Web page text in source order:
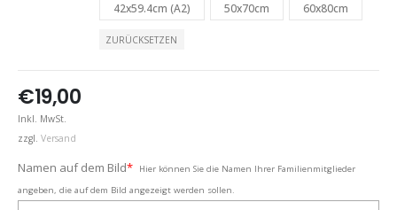
42x59.4cm (A2)
50x70cm 60x80cm
ZURÜCKSETZEN
€19,00
Inkl. MwSt.
zzgl. Versand
Namen auf dem Bild*
Hier können Sie die Namen Ihrer Familienmitglieder
angeben, die auf dem Bild angezeigt werden sollen.